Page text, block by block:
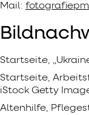
Mail:
Startseite,
Startseite,
iStock Getty
Altenhilfe,